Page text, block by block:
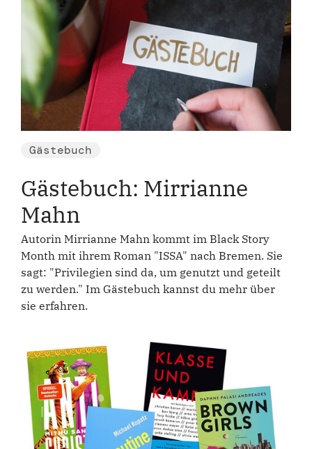
Gästebuch
Gästebuch: Mirrianne
Mahn
Autorin Mirrianne Mahn kommt im Black Story
Month mit ihrem Roman "ISSA" nach Bremen. Sie
sagt: "Privilegien sind da, um genutzt und geteilt
zu werden." Im Gästebuch kannst du mehr über
sie erfahren.